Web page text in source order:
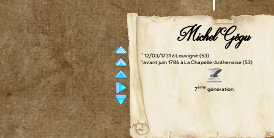
Michel Gégu
° 12/03/1731 à Louvigné (53)
† avant juin 1786 à La Chapelle-Anthenaise (53)
7ème génération